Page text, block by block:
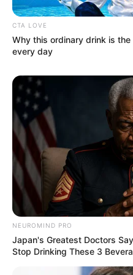
Profesi: Aktris, Penyanyi
Hobi: –
Twitter:
Instagram:
@hyojin__0705
TikTok: –
YouTube: –
Fakta Menarik
Ia memulai karir sebagai
Ternyata debutnya yang
seks.
CTA LOVE
Why this ordinary drink is
every day
NEUROMIND PRO
Japan's Greatest Doctors
Stop Drinking These 3